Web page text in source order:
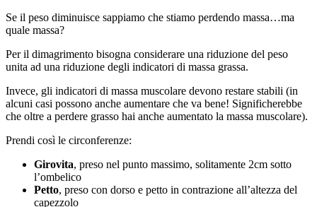
Se il peso diminuisce sappiamo che stiamo perdendo massa…ma
quale massa?
Per il dimagrimento bisogna considerare una riduzione del peso
unita ad una riduzione degli indicatori di massa grassa.
Invece, gli indicatori di massa muscolare devono restare stabili (in
alcuni casi possono anche aumentare che va bene! Significherebbe
che oltre a perdere grasso hai anche aumentato la massa muscolare).
Prendi così le circonferenze:
Girovita, preso nel punto massimo, solitamente 2cm sotto
l’ombelico
Petto, preso con dorso e petto in contrazione all’altezza del
capezzolo